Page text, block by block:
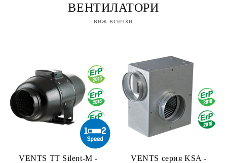
ВЕНТИЛАТОРИ
виж всички
VENTS TT Silent-M -
VENTS серия KSA -